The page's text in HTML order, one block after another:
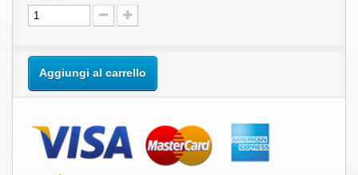
Aggiungi al carrello